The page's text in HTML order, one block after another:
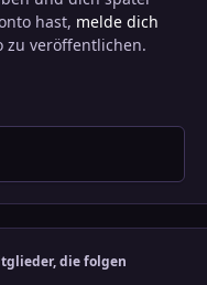
hast, melde dich
zu veröffentlichen.
die folgen